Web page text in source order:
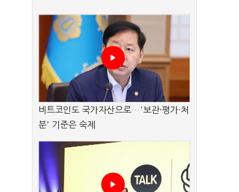
비트코인도 국가자산으로…'보관·평가·처
분' 기준은 숙제